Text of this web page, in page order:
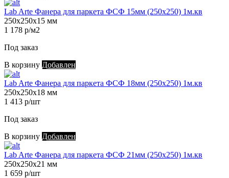
Lab Arte Фанера для паркета ФСФ 15мм (250х250) 1м.кв
250х250х15 мм
1 178 р/м2
Под заказ
В корзину Добавлен
Lab Arte Фанера для паркета ФСФ 18мм (250х250) 1м.кв
250х250х18 мм
1 413 р/шт
Под заказ
В корзину Добавлен
Lab Arte Фанера для паркета ФСФ 21мм (250х250) 1м.кв
250х250х21 мм
1 659 р/шт